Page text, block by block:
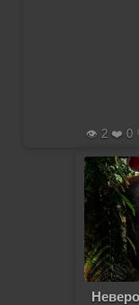
👁️ 2 ❤️ 0